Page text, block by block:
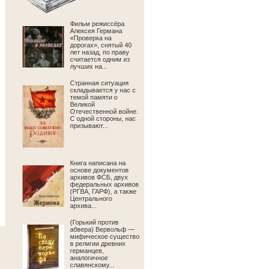
Фильм режиссёра
Алексея Германа
«Проверка на
дорогах», снятый 40
лет назад, по праву
считается одним из
лучших на...
Странная ситуация
складывается у нас с
темой памяти о
Великой
Отечественной войне.
С одной стороны, нас
призывают...
Книга написана на
основе документов
архивов ФСБ, двух
федеральных архивов
(РГВА, ГАРФ), а также
Центрального
архива...
(Горький против
абвера) Вервольф —
мифическое существо
в религии древних
германцев,
аналогичное
славянскому...